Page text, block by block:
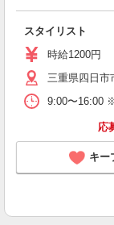
スタイリスト
時給1200円
三重県四日市
9:00〜16:00
応
キー